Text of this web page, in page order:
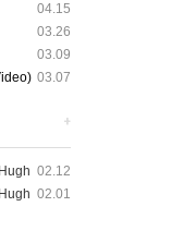
04.15
03.26
03.09
03.07
+
Hugh 02.12
Hugh 02.01